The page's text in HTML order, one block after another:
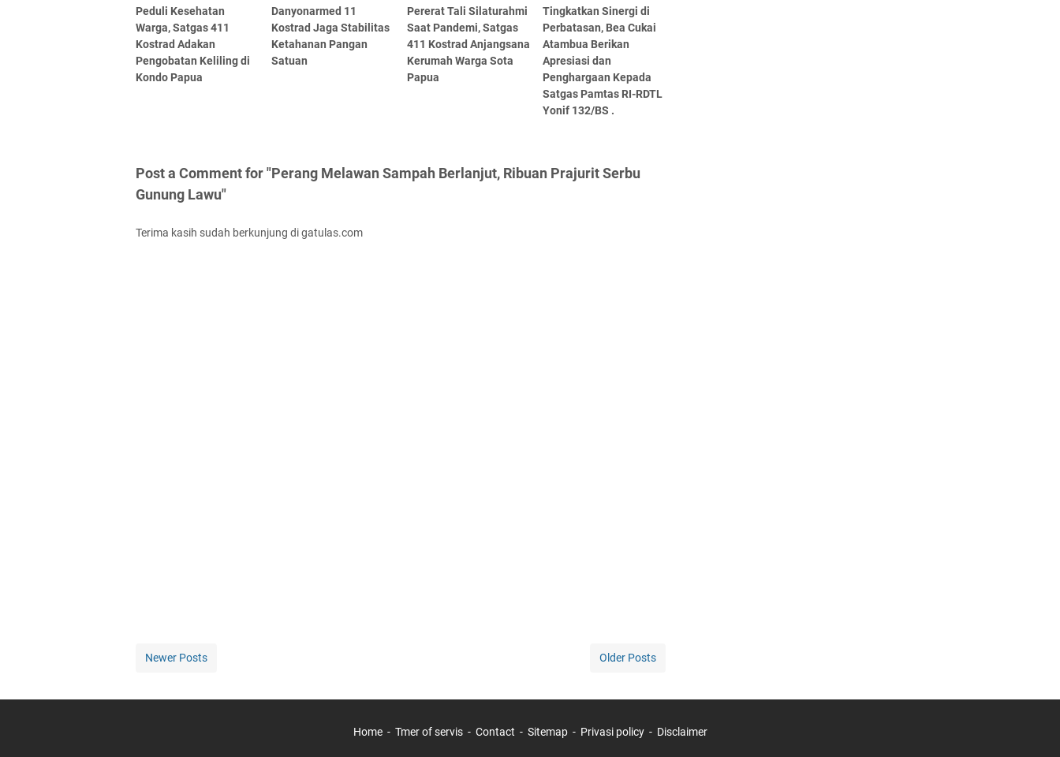
Peduli Kesehatan
Warga, Satgas 411
Kostrad Adakan
Pengobatan Keliling di
Kondo Papua
Danyonarmed 11
Kostrad Jaga Stabilitas
Ketahanan Pangan
Satuan
Pererat Tali Silaturahmi
Saat Pandemi, Satgas
411 Kostrad Anjangsana
Kerumah Warga Sota
Papua
Tingkatkan Sinergi di
Perbatasan, Bea Cukai
Atambua Berikan
Apresiasi dan
Penghargaan Kepada
Satgas Pamtas RI-RDTL
Yonif 132/BS .
Post a Comment for "Perang Melawan Sampah Berlanjut, Ribuan Prajurit Serbu
Gunung Lawu"
Terima kasih sudah berkunjung di gatulas.com
Newer Posts Older Posts
Home Tmer of servis Contact Sitemap Privasi policy Disclaimer